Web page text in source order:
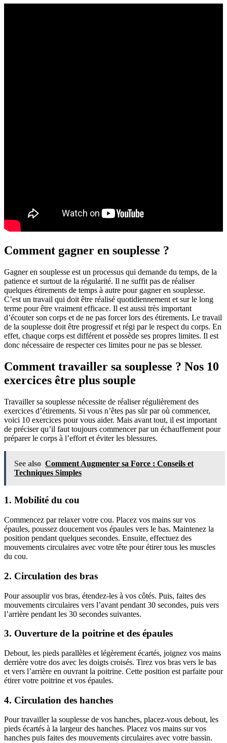
Comment gagner en souplesse ?
Gagner en souplesse est un processus qui demande du temps, de la
patience et surtout de la régularité. Il ne suffit pas de réaliser
quelques étirements de temps à autre pour gagner en souplesse.
C’est un travail qui doit être réalisé quotidiennement et sur le long
terme pour être vraiment efficace. Il est aussi très important
d’écouter son corps et de ne pas forcer lors des étirements. Le travail
de la souplesse doit être progressif et régi par le respect du corps. En
effet, chaque corps est différent et possède ses propres limites. Il est
donc nécessaire de respecter ces limites pour ne pas se blesser.
Comment travailler sa souplesse ? Nos 10
exercices être plus souple
Travailler sa souplesse nécessite de réaliser régulièrement des
exercices d’étirements. Si vous n’êtes pas sûr par où commencer,
voici 10 exercices pour vous aider. Mais avant tout, il est important
de préciser qu’il faut toujours commencer par un échauffement pour
préparer le corps à l’effort et éviter les blessures.
See also Comment Augmenter sa Force : Conseils et
Techniques Simples
1. Mobilité du cou
Commencez par relaxer votre cou. Placez vos mains sur vos
épaules, poussez doucement vos épaules vers le bas. Maintenez la
position pendant quelques secondes. Ensuite, effectuez des
mouvements circulaires avec votre tête pour étirer tous les muscles
du cou.
2. Circulation des bras
Pour assouplir vos bras, étendez-les à vos côtés. Puis, faites des
mouvements circulaires vers l’avant pendant 30 secondes, puis vers
l’arrière pendant les 30 secondes suivantes.
3. Ouverture de la poitrine et des épaules
Debout, les pieds parallèles et légèrement écartés, joignez vos mains
derrière votre dos avec les doigts croisés. Tirez vos bras vers le bas
et vers l’arrière en ouvrant la poitrine. Cette position est parfaite pour
étirer votre poitrine et vos épaules.
4. Circulation des hanches
Pour travailler la souplesse de vos hanches, placez-vous debout, les
pieds écartés à la largeur des hanches. Placez vos mains sur vos
hanches puis faites des mouvements circulaires avec votre bassin.